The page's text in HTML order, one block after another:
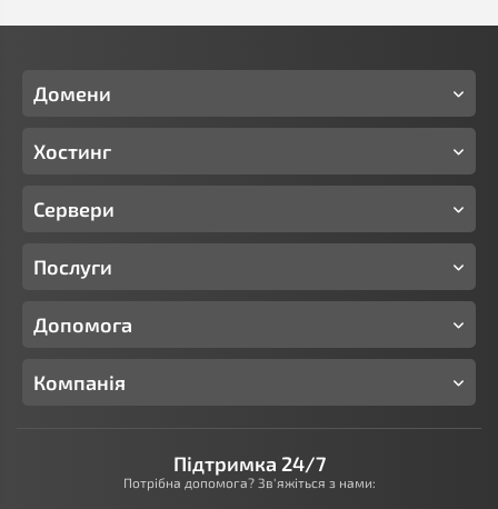
Домени
Хостинг
Сервери
Послуги
Допомога
Компанія
Підтримка 24/7
Потрібна допомога? Зв'яжіться з нами: